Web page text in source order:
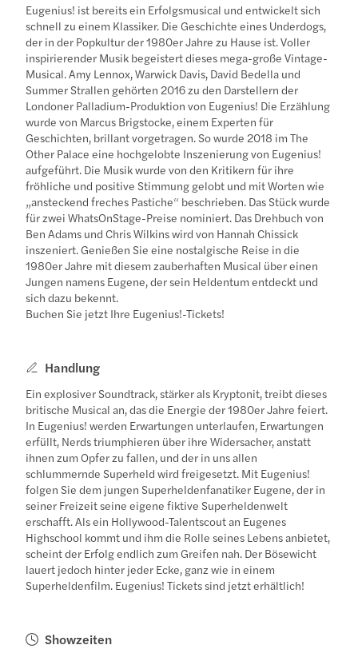
Eugenius! ist bereits ein Erfolgsmusical und entwickelt sich
schnell zu einem Klassiker. Die Geschichte eines Underdogs,
der in der Popkultur der 1980er Jahre zu Hause ist. Voller
inspirierender Musik begeistert dieses mega-große Vintage-
Musical. Amy Lennox, Warwick Davis, David Bedella und
Summer Strallen gehörten 2016 zu den Darstellern der
Londoner Palladium-Produktion von Eugenius! Die Erzählung
wurde von Marcus Brigstocke, einem Experten für
Geschichten, brillant vorgetragen. So wurde 2018 im The
Other Palace eine hochgelobte Inszenierung von Eugenius!
aufgeführt. Die Musik wurde von den Kritikern für ihre
fröhliche und positive Stimmung gelobt und mit Worten wie
„ansteckend freches Pastiche“ beschrieben. Das Stück wurde
für zwei WhatsOnStage-Preise nominiert. Das Drehbuch von
Ben Adams und Chris Wilkins wird von Hannah Chissick
inszeniert. Genießen Sie eine nostalgische Reise in die
1980er Jahre mit diesem zauberhaften Musical über einen
Jungen namens Eugene, der sein Heldentum entdeckt und
sich dazu bekennt.
Buchen Sie jetzt Ihre Eugenius!-Tickets!
Handlung
Ein explosiver Soundtrack, stärker als Kryptonit, treibt dieses
britische Musical an, das die Energie der 1980er Jahre feiert.
In Eugenius! werden Erwartungen unterlaufen, Erwartungen
erfüllt, Nerds triumphieren über ihre Widersacher, anstatt
ihnen zum Opfer zu fallen, und der in uns allen
schlummernde Superheld wird freigesetzt. Mit Eugenius!
folgen Sie dem jungen Superheldenfanatiker Eugene, der in
seiner Freizeit seine eigene fiktive Superheldenwelt
erschafft. Als ein Hollywood-Talentscout an Eugenes
Highschool kommt und ihm die Rolle seines Lebens anbietet,
scheint der Erfolg endlich zum Greifen nah. Der Bösewicht
lauert jedoch hinter jeder Ecke, ganz wie in einem
Superheldenfilm. Eugenius! Tickets sind jetzt erhältlich!
Showzeiten